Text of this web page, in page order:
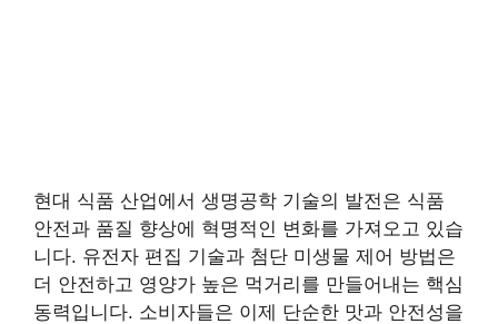
현대 식품 산업에서 생명공학 기술의 발전은 식품
안전과 품질 향상에 혁명적인 변화를 가져오고 있습
니다. 유전자 편집 기술과 첨단 미생물 제어 방법은
더 안전하고 영양가 높은 먹거리를 만들어내는 핵심
동력입니다. 소비자들은 이제 단순한 맛과 안전성을